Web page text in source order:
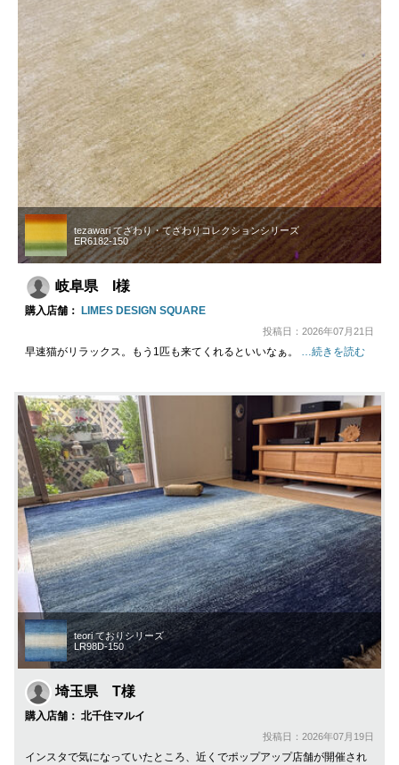
tezawari てざわり・てざわりコレクションシリーズ
ER6182-150
岐阜県 I様
購入店舗： LIMES DESIGN SQUARE
投稿日：2026年07月21日
早速猫がリラックス。もう1匹も来てくれるといいなぁ。 …続きを読む
teori ておりシリーズ
LR98D-150
埼玉県 T様
購入店舗： 北千住マルイ
投稿日：2026年07月19日
インスタで気になっていたところ、近くでポップアップ店舗が開催され